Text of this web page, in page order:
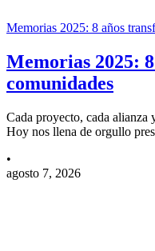
Memorias 2025: 8 años
Memorias 2025:
comunidades
Cada proyecto, cada alianza
Hoy nos llena de orgullo
•
agosto 7, 2026